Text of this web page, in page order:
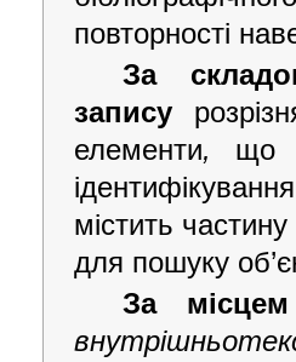
повторності
За
запису
елементи, що
містить
для пошуку
За